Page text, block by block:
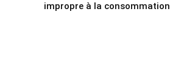
impropre à la consommation